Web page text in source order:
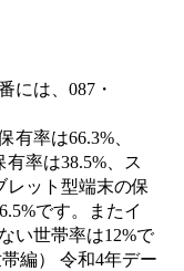
には、087・
率は66.3%、
率は38.5%、ス
レット型端末の保
です。またイ
い世帯率は12%で
編） 令和4年デー